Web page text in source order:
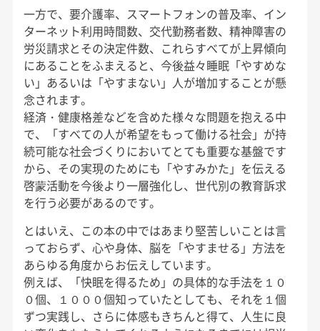
一方で、要介護率、スマートフォンの普及率、イン
ターネット利用時間数、交代勤務者数、精神障害の
労災請求とその決定件数、これらすべてが上昇傾向
にあることをふまえると、今後益々睡眠「やすめな
い」あるいは「やすまない」人が増加することが懸
念されます。
経済・健康格差などを含めた様々な問題を抱える中
で、「すべての人が希望をもって働ける社会」が持
続可能な社会づくりにおいてとても重要な基盤です
から、その実現のためにも「やすみかた」を伝える
啓蒙活動を今後より一層強化し、世代別の教育訴求
を行う必要があるのです。
とはいえ、この本の中ではあまり堅苦しいことは言
っておらず、心や身体、脳を「やすませる」方法を
あらゆる角度からお伝えしています。
例えば、「快眠を得るため」の具体的な手法を１０
０個、１０００個知っていたとしても、それを１個
ずつ実践し、さらに体感もきちんと得て、人生に良